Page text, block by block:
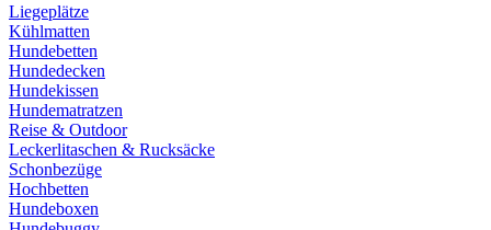
Liegeplätze
Kühlmatten
Hundebetten
Hundedecken
Hundekissen
Hundematratzen
Reise & Outdoor
Leckerlitaschen & Rucksäcke
Schonbezüge
Hochbetten
Hundeboxen